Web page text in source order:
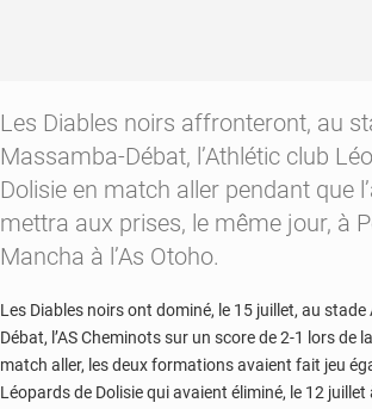
Les Diables noirs affronteront, au
Massamba-Débat, l’Athlétic club
Dolisie en match aller pendant que
mettra aux prises, le même jour, à
Mancha à l’As Otoho.
Les Diables noirs ont dominé, le 15 juillet, au
Débat, l’AS Cheminots sur un score de 2-1 lors de
match aller, les deux formations avaient fait jeu
Léopards de Dolisie qui avaient éliminé, le 12